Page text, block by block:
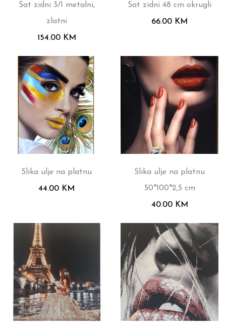
Sat zidni 3/1 metalni,
zlatni
154.00 KM
Sat zidni 48 cm okrugli
66.00 KM
Slika ulje na platnu
44.00 KM
Slika ulje na platnu
50*100*2,5 cm
40.00 KM